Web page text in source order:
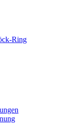
Ring